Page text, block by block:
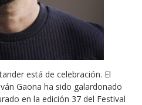
está de celebración. El
Gaona ha sido galardonado
en la edición 37 del Festival